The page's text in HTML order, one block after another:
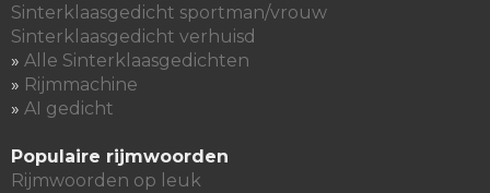
Sinterklaasgedicht sportman/vrouw
Sinterklaasgedicht verhuisd
» Alle Sinterklaasgedichten
» Rijmmachine
» AI gedicht
Populaire rijmwoorden
Rijmwoorden op leuk